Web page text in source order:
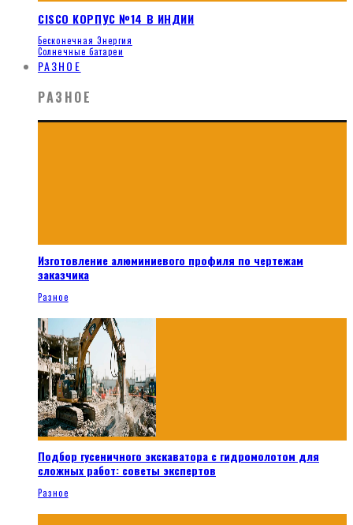
CISCO КОРПУС №14 В ИНДИИ
Бесконечная Энергия
Солнечные батареи
РАЗНОЕ
РАЗНОЕ
Изготовление алюминиевого профиля по чертежам
заказчика
Разное
Подбор гусеничного экскаватора с гидромолотом для
сложных работ: советы экспертов
Разное